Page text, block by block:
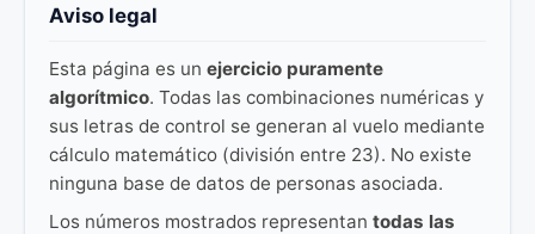
Aviso legal
Esta página es un ejercicio puramente
algorítmico. Todas las combinaciones numéricas y
sus letras de control se generan al vuelo mediante
cálculo matemático (división entre 23). No existe
ninguna base de datos de personas asociada.
Los números mostrados representan todas las